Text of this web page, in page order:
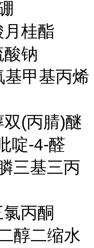
桂酯
钠
基甲基丙烯
(丙腈)醚
啶-4-醛
三基三丙
丙酮
醇二缩水